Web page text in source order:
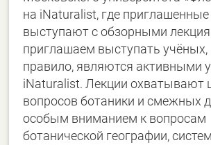
на iNaturalist, где
выступают с обзорными
приглашаем выступать учёных,
правило, являются активными
iNaturalist. Лекции охватывают
вопросов ботаники и смежных
особым вниманием к вопросам
ботанической географии,